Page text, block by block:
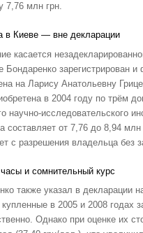
7,76 млн грн.
в Киеве — вне декларации
касается
Бондаренко зарегистрирован
на Ларису Анатольевну
в 2004 году по трём
научно-исследовательского
составляет от 7,76 до 8,94
с разрешения владельца без
и сомнительный курс
также указал в декларации
в 2005 и 2008 годах
Однако при оценке их